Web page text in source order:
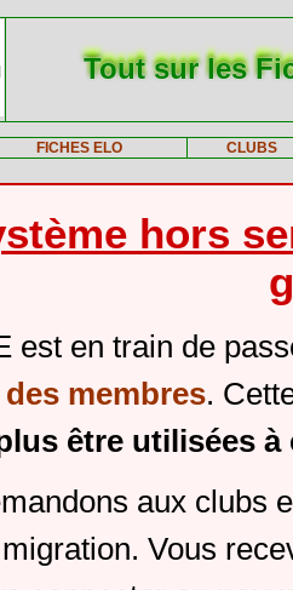
Tout sur les
FICHES ELO CLUBS
hors
est en train de
membres.
être utilisées
aux clubs
Vous